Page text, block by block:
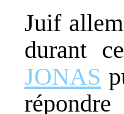
Juif
durant
JONAS